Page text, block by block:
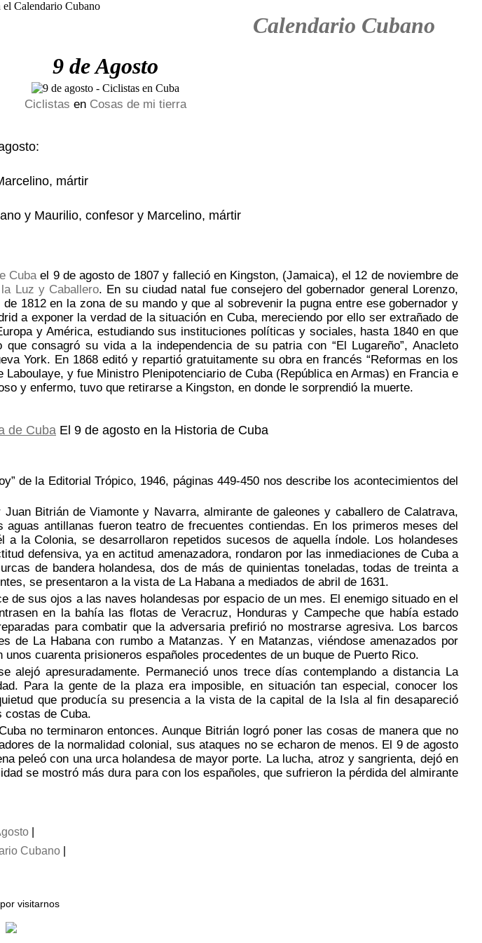
Calendario Cubano
9 de Agosto
Ciclistas en Cosas de mi tierra
mártir
y Maurilio, confesor y Marcelino, mártir
Cubael 9 de agosto de 1807 y falleció en Kingston, (Jamaica), el 12 de noviembre de
Luz y Caballero. En su ciudad natal fue consejero del gobernador general Lorenzo,
1812 en la zona de su mando y que al sobrevenir la pugna entre ese gobernador y
a exponer la verdad de la situación en Cuba, mereciendo por ello ser extrañado de
y América, estudiando sus instituciones políticas y sociales, hasta 1840 en que
consagró su vida a la independencia de su patria con “El Lugareño”, Anacleto
York. En 1868 editó y repartió gratuitamente su obra en francés “Reformas en los
y fue Ministro Plenipotenciario de Cuba (República en Armas) en Francia e
y enfermo, tuvo que retirarse a Kingston, en donde le sorprendió la muerte.
El 9 de agosto en la Historia de Cuba
de la Editorial Trópico, 1946, páginas 449-450 nos describe los acontecimientos del
Bitrián de Viamonte y Navarra, almirante de galeones y caballero de Calatrava,
antillanas fueron teatro de frecuentes contiendas. En los primeros meses del
la Colonia, se desarrollaron repetidos sucesos de aquella índole. Los holandeses
defensiva, ya en actitud amenazadora, rondaron por las inmediaciones de Cuba a
de bandera holandesa, dos de más de quinientas toneladas, todas de treinta a
se presentaron a la vista de La Habana a mediados de abril de 1631.
de sus ojos a las naves holandesas por espacio de un mes. El enemigo situado en el
en la bahía las flotas de Veracruz, Honduras y Campeche que había estado
para combatir que la adversaria prefirió no mostrarse agresiva. Los barcos
de La Habana con rumbo a Matanzas. Y en Matanzas, viéndose amenazados por
cuarenta prisioneros españoles procedentes de un buque de Puerto Rico.
alejó apresuradamente. Permaneció unos trece días contemplando a distancia La
Para la gente de la plaza era imposible, en situación tan especial, conocer los
que producía su presencia a la vista de la capital de la Isla al fin desapareció
costas de Cuba.
no terminaron entonces. Aunque Bitrián logró poner las cosas de manera que no
de la normalidad colonial, sus ataques no se echaron de menos. El 9 de agosto
peleó con una urca holandesa de mayor porte. La lucha, atroz y sangrienta, dejó en
se mostró más dura para con los españoles, que sufrieron la pérdida del almirante
|
Cubano
visitarnos